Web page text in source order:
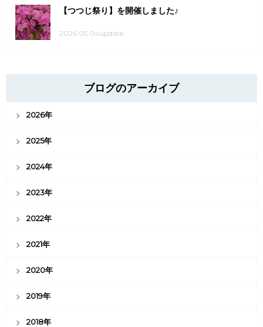
【つつじ祭り】を開催しました♪
2026.05.04update
ブログのアーカイブ
2026年
2025年
2024年
2023年
2022年
2021年
2020年
2019年
2018年